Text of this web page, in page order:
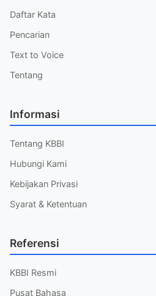
Daftar Kata
Pencarian
Text to Voice
Tentang
Informasi
Tentang KBBI
Hubungi Kami
Kebijakan Privasi
Syarat & Ketentuan
Referensi
KBBI Resmi
Pusat Bahasa